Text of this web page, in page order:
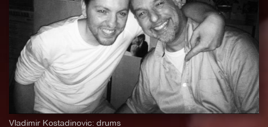
Vladimir Kostadinovic: drums